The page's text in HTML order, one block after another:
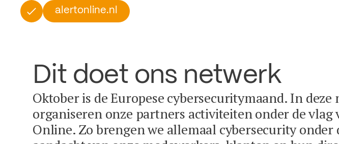
alertonline.nl
Dit doet ons netwerk
Oktober is de Europese cybersecuritymaand. In deze
organiseren onze partners activiteiten onder de vlag
Online. Zo brengen we allemaal cybersecurity onder